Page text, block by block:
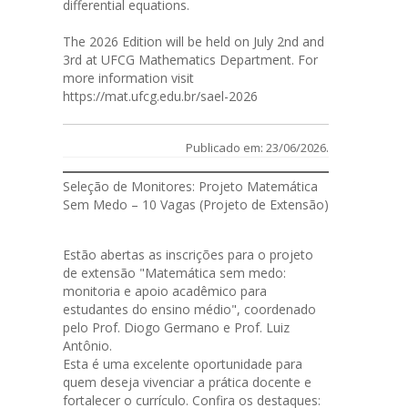
differential equations.
The 2026 Edition will be held on July 2nd and
3rd at UFCG Mathematics Department. For
more information visit
https://mat.ufcg.edu.br/sael-2026
Publicado em: 23/06/2026.
Seleção de Monitores: Projeto Matemática
Sem Medo – 10 Vagas (Projeto de Extensão)
Estão abertas as inscrições para o projeto
de extensão "Matemática sem medo:
monitoria e apoio acadêmico para
estudantes do ensino médio", coordenado
pelo Prof. Diogo Germano e Prof. Luiz
Antônio.
Esta é uma excelente oportunidade para
quem deseja vivenciar a prática docente e
fortalecer o currículo. Confira os destaques: